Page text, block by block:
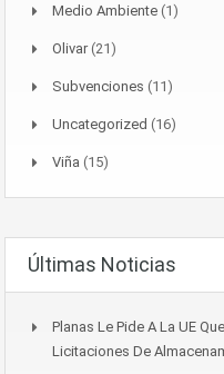
Medio Ambiente (1)
Olivar(21)
Subvenciones (11)
Uncategorized (16)
Viña (15)
Últimas Noticias
Planas Le Pide A La UE
Licitaciones De